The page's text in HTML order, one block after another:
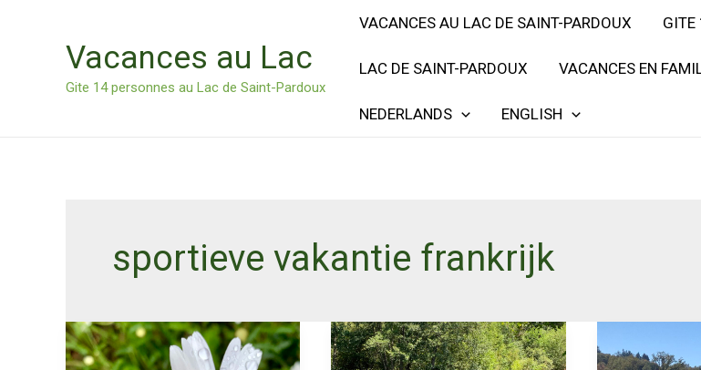
Vacances au Lac
Gite 14 personnes au Lac de Saint-Pardoux
VACANCES AU LAC DE SAINT-PARDOUX GITE
LAC DE SAINT-PARDOUX VACANCES EN
NEDERLANDS ENGLISH
sportieve vakantie frankrijk